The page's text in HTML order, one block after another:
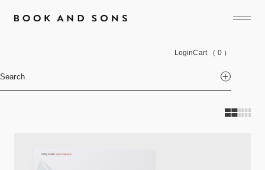
LoginCart （ 0 ）
Search